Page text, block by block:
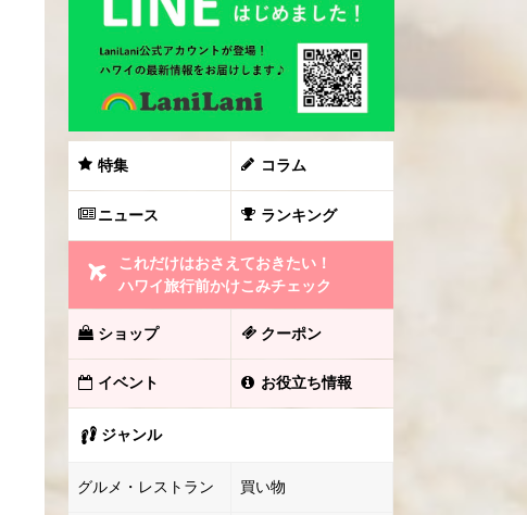
特集 コラム
ニュース ランキング
これだけはおさえておきたい！
ハワイ旅行前かけこみチェック
ショップ クーポン
イベント お役立ち情報
ジャンル
グルメ・レストラン 買い物